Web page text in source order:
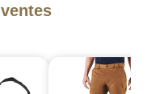
ventes